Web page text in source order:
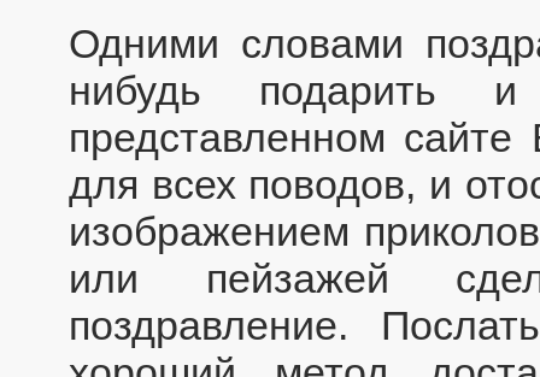
Одними словами
нибудь подарить и
представленном
для всех поводов, и
изображением
или пейзажей
поздравление.